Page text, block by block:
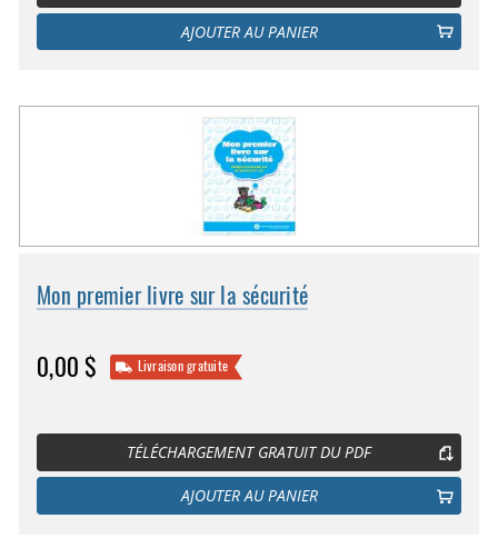
AJOUTER AU PANIER
Mon premier livre sur la sécurité
0,00 $ Livraison gratuite
TÉLÉCHARGEMENT GRATUIT DU PDF
AJOUTER AU PANIER